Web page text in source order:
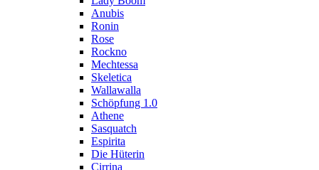
Anubis
Ronin
Rose
Rockno
Mechtessa
Skeletica
Wallawalla
Schöpfung 1.0
Athene
Sasquatch
Espirita
Die Hüterin
Cirrina